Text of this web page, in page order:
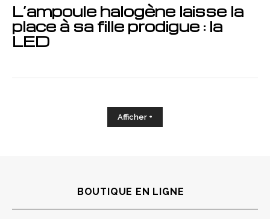
L’ampoule halogène laisse la
place à sa fille prodigue : la
LED
Afficher +
BOUTIQUE EN LIGNE